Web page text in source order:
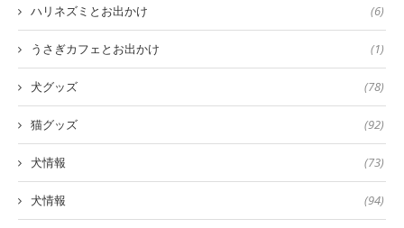
ハリネズミとお出かけ (6)
うさぎカフェとお出かけ (1)
犬グッズ (78)
猫グッズ (92)
犬情報 (73)
犬情報 (94)